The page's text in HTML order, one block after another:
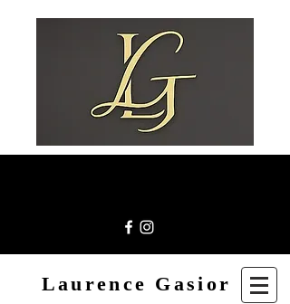
Laurence Gasior